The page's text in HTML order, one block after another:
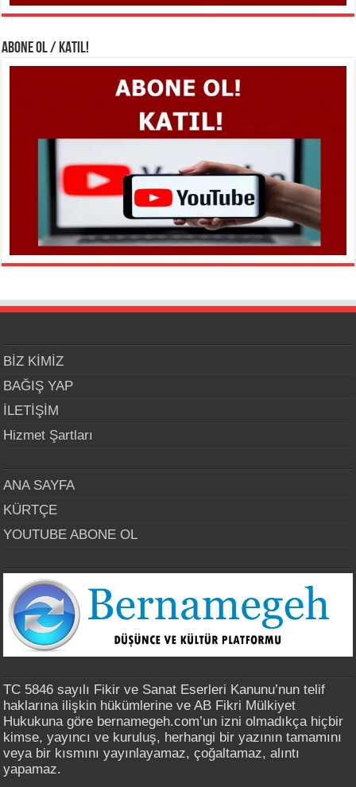
ABONE OL / KATIL!
BİZ KİMİZ
BAĞIŞ YAP
İLETİŞİM
Hizmet Şartları
ANA SAYFA
KÜRTÇE
YOUTUBE ABONE OL
TC 5846 sayılı Fikir ve Sanat Eserleri Kanunu’nun telif
haklarına ilişkin hükümlerine ve AB Fikri Mülkiyet
Hukukuna göre bernamegeh.com’un izni olmadıkça hiçbir
kimse, yayıncı ve kuruluş, herhangi bir yazının tamamını
veya bir kısmını yayınlayamaz, çoğaltamaz, alıntı
yapamaz.